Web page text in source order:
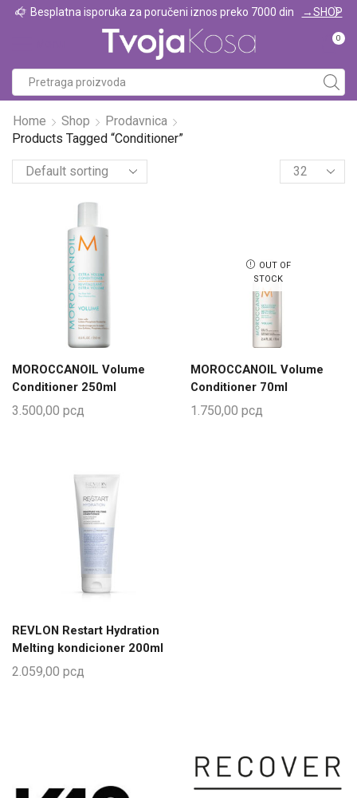
7000 din →SHOP
0
Home Shop
Prodavnica
Products Tagged “Conditioner”
MOROCCANOIL Volume
Conditioner 250ml
3.500,00 рсд
OUT OF
STOCK
MOROCCANOIL Volume
Conditioner 70ml
1.750,00 рсд
REVLON Restart Hydration
Melting kondicioner 200ml
2.059,00 рсд